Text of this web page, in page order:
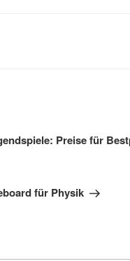
Preise für
für Physik